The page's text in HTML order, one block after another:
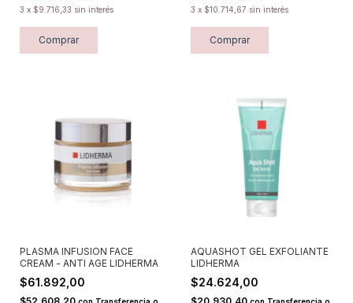
3 x $9.716,33 sin interés
Comprar
3 x $10.714,67 sin interés
Comprar
PLASMA INFUSION FACE
CREAM - ANTI AGE LIDHERMA
$61.892,00
AQUASHOT GEL EXFOLIANTE
LIDHERMA
$24.624,00